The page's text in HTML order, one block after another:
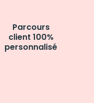
Parcours
client 100%
personnalisé